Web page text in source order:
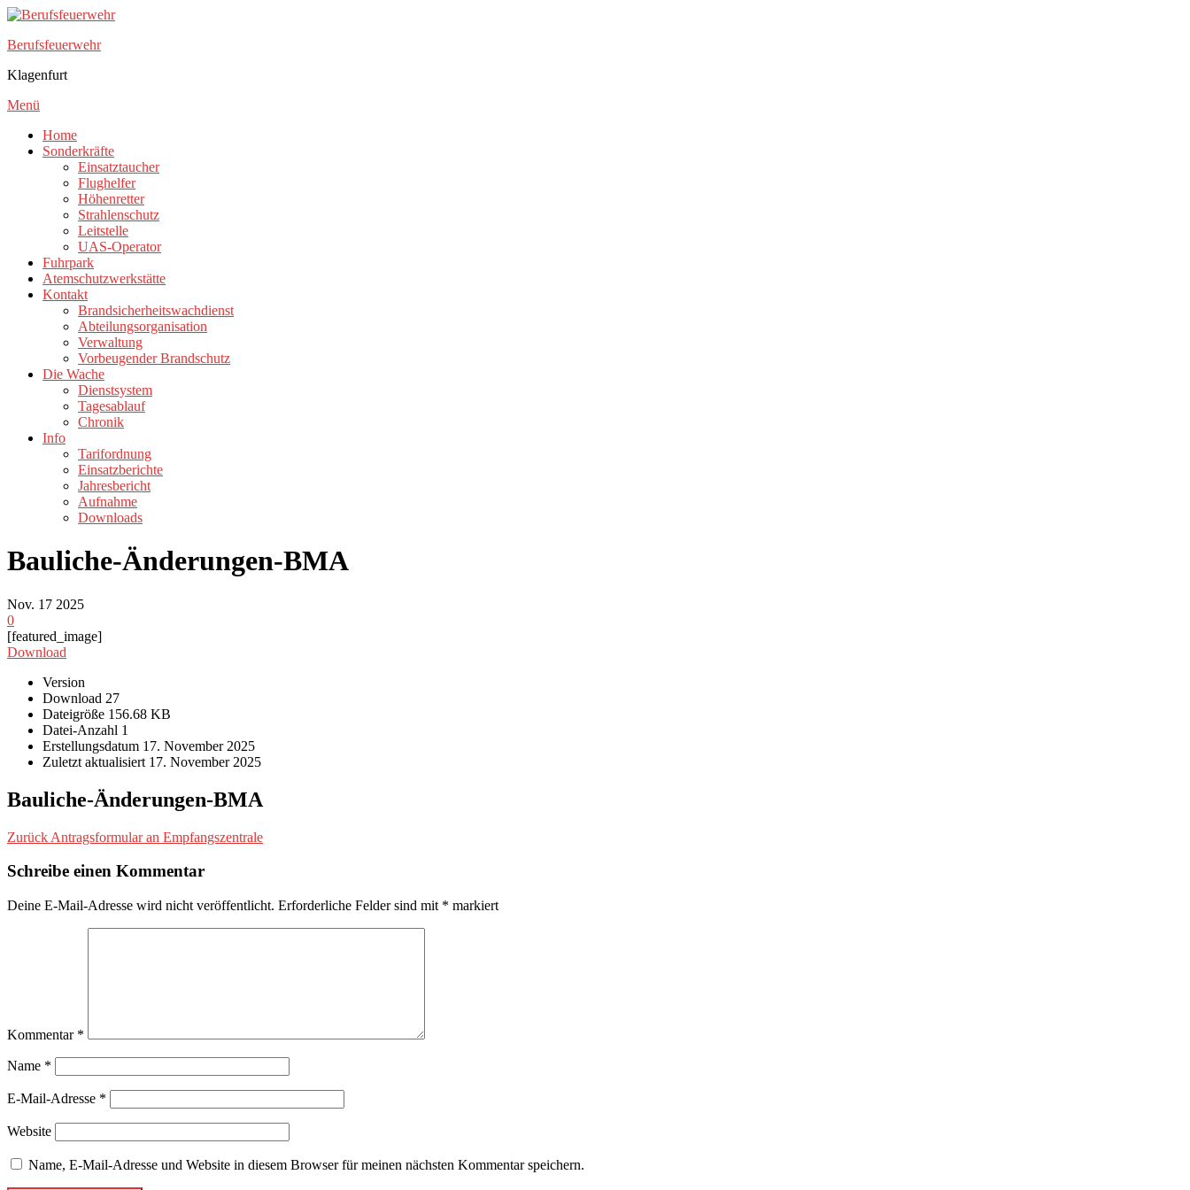
Zum
springen
Berufsfeuerwehr
Klagenfurt
Menü
Home
Sonderkräfte
Einsatztaucher
Flughelfer
Höhenretter
Strahlenschutz
Leitstelle
UAS-Operator
Fuhrpark
Atemschutzwerkstätte
Kontakt
Brandsicherheitswachdienst
Abteilungsorganisation
Verwaltung
Vorbeugender Brandschutz
Die Wache
Dienstsystem
Tagesablauf
Chronik
Info
Tarifordnung
Einsatzberichte
Jahresbericht
Aufnahme
Downloads
Bauliche-Änderungen-BMA
Nov. 17 2025
0
[featured_image]
Download
Version
Download 27
Dateigröße 156.68 KB
Datei-Anzahl 1
Erstellungsdatum 17. November 2025
Zuletzt aktualisiert 17. November 2025
Bauliche-Änderungen-BMA
Beitragsnavigation
Vorheriger
Zurück Antragsformular an Empfangszentrale
Schreibe einen Kommentar
Deine E-Mail-Adresse wird nicht veröffentlicht. Erforderliche Felder sind mit * markiert
Kommentar *
Name *
E-Mail-Adresse *
Website
Name, E-Mail-Adresse und Website in diesem Browser für meinen nächsten Kommentar speichern.